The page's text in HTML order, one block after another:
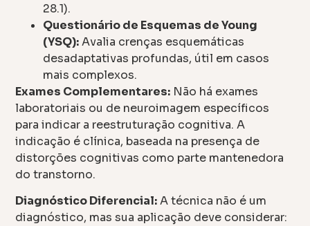
28.1).
Questionário de Esquemas de Young
(YSQ):Avalia crenças esquemáticas
desadaptativas profundas, útil em casos
mais complexos.
Exames Complementares: Não há exames
laboratoriais ou de neuroimagem específicos
para indicar a reestruturação cognitiva. A
indicação é clínica, baseada na presença de
distorções cognitivas como parte mantenedora
do transtorno.
Diagnóstico Diferencial:A técnica não é um
diagnóstico, mas sua aplicação deve considerar: